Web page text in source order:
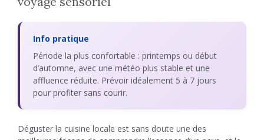
Info pratique
Période la plus confortable : printemps ou début
d’automne, avec une météo plus stable et une
affluence réduite. Prévoir idéalement 5 à 7 jours
pour profiter sans courir.
Déguster la cuisine locale est sans doute une des